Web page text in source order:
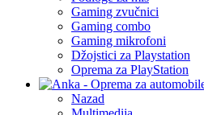
Gaming zvučnici
Gaming combo
Gaming mikrofoni
Džojstici za Playstation
Oprema za PlayStation
Nazad